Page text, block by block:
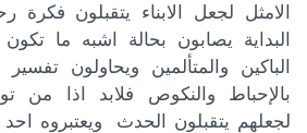
الامثل لجعل الابناء يتقبلون
البداية يصابون بحالة اشبه ما
الباكين والمتألمين ويحاولون
بالإحباط والنكوص فلابد اذا من
لجعلهم يتقبلون الحدث ويعتبروه